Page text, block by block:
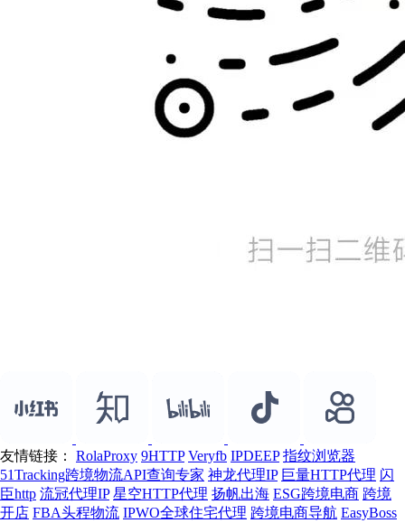
友情链接： RolaProxy 9HTTP Veryfb IPDEEP 指纹浏览器
51Tracking跨境物流API查询专家 神龙代理IP 巨量HTTP代理 闪
臣http 流冠代理IP 星空HTTP代理 扬帆出海 ESG跨境电商 跨境
开店 FBA头程物流 IPWO全球住宅代理 跨境电商导航 EasyBoss